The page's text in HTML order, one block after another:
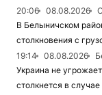
20:06 08.08.2026
В Белыничском
столкновения с
19:14
08.08.2026
Украина не
столкнется в